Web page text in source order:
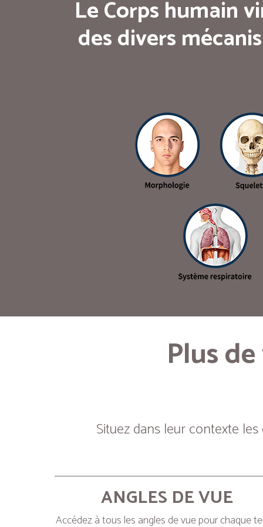
Le Corps humain
des divers
Plus
Situez dans leur contexte
ANGLES DE VUE
Accédez à tous les angles de vue pour chaque